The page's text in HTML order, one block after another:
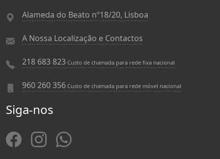
Alameda do Beato nº18/20, Lisboa
A Nossa Localização e Contactos
218 683 823 Custo de chamada para rede fixa nacional
960 260 356 Custo de chamada para rede móvel nacional
Siga-nos